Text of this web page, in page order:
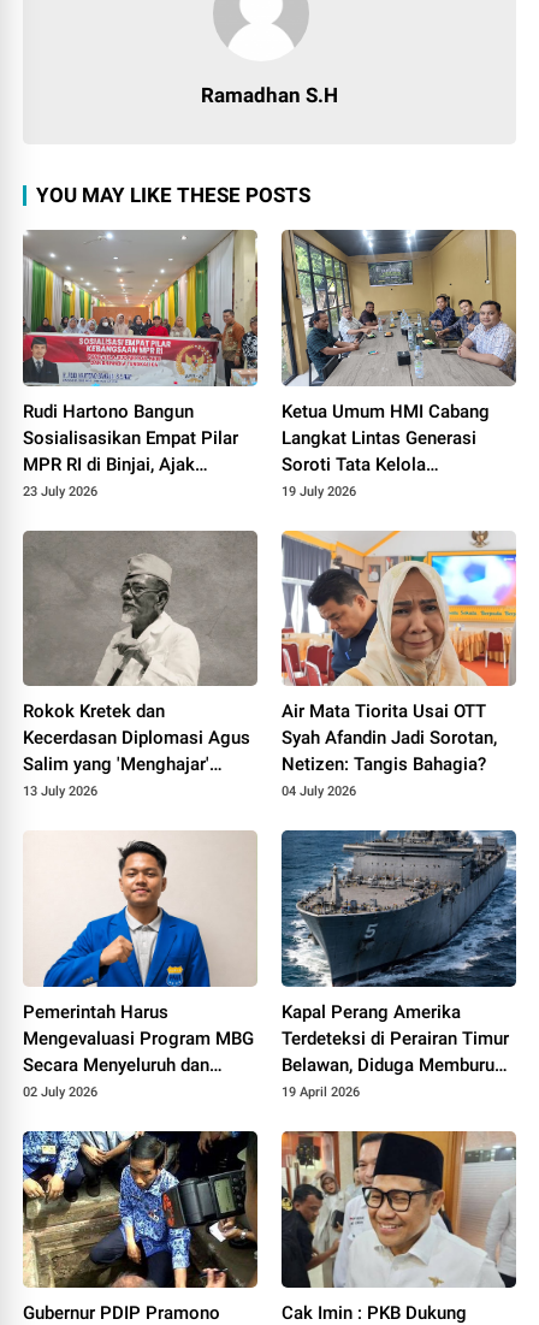
Ramadhan S.H
YOU MAY LIKE THESE POSTS
Rudi Hartono Bangun
Sosialisasikan Empat Pilar
MPR RI di Binjai, Ajak
Masyarakat Perkuat
23 July 2026
Ketua Umum HMI Cabang
Langkat Lintas Generasi
Soroti Tata Kelola
Pemerintahan, Infrastruktur,
19 July 2026
Rokok Kretek dan
Kecerdasan Diplomasi Agus
Salim yang 'Menghajar'
Diplomat Belanda
13 July 2026
Air Mata Tiorita Usai OTT
Syah Afandin Jadi Sorotan,
Netizen: Tangis Bahagia?
04 July 2026
Pemerintah Harus
Mengevaluasi Program MBG
Secara Menyeluruh dan
Mengkaji Ulang Kebijakan
02 July 2026
Kapal Perang Amerika
Terdeteksi di Perairan Timur
Belawan, Diduga Memburu
Kapal Tanker Iran
19 April 2026
Gubernur PDIP Pramono
Cak Imin : PKB Dukung